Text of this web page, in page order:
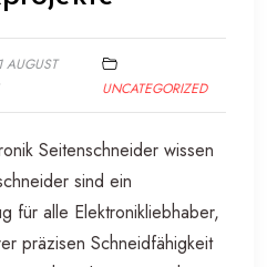
AUGUST
UNCATEGORIZED
Seitenschneider wissen
sind ein
für alle Elektronikliebhaber,
präzisen Schneidfähigkeit